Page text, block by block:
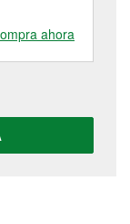
Prairie Du
ahora